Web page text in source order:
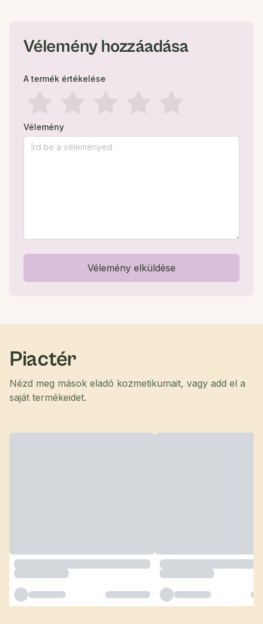
Vélemény hozzáadása
A termék értékelése
Vélemény
Vélemény elküldése
Piactér
Nézd meg mások eladó kozmetikumait, vagy add el a
saját termékeidet.